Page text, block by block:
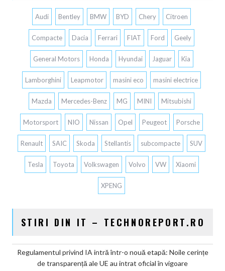
Audi Bentley BMW BYD Chery Citroen
Compacte Dacia Ferrari FIAT Ford Geely
General Motors Honda Hyundai Jaguar Kia
Lamborghini Leapmotor masini eco masini electrice
Mazda Mercedes-Benz MG MINI Mitsubishi
Motorsport NIO Nissan Opel Peugeot Porsche
Renault SAIC Skoda Stellantis subcompacte SUV
Tesla Toyota Volkswagen Volvo VW Xiaomi
XPENG
STIRI DIN IT – TECHNOREPORT.RO
Regulamentul privind IA intră într-o nouă etapă: Noile cerințe
de transparență ale UE au intrat oficial în vigoare